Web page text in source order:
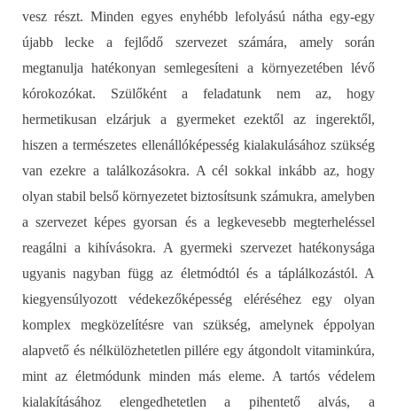
vesz részt. Minden egyes enyhébb lefolyású nátha egy-egy
újabb lecke a fejlődő szervezet számára, amely során
megtanulja hatékonyan semlegesíteni a környezetében lévő
kórokozókat. Szülőként a feladatunk nem az, hogy
hermetikusan elzárjuk a gyermeket ezektől az ingerektől,
hiszen a természetes ellenállóképesség kialakulásához szükség
van ezekre a találkozásokra. A cél sokkal inkább az, hogy
olyan stabil belső környezetet biztosítsunk számukra, amelyben
a szervezet képes gyorsan és a legkevesebb megterheléssel
reagálni a kihívásokra. A gyermeki szervezet hatékonysága
ugyanis nagyban függ az életmódtól és a táplálkozástól. A
kiegyensúlyozott védekezőképesség eléréséhez egy olyan
komplex megközelítésre van szükség, amelynek éppolyan
alapvető és nélkülözhetetlen pillére egy átgondolt vitaminkúra,
mint az életmódunk minden más eleme. A tartós védelem
kialakításához elengedhetetlen a pihentető alvás, a